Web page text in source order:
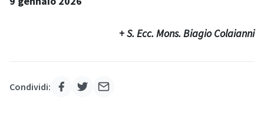
+ S. Ecc. Mons. Biagio Colaianni
Condividi: